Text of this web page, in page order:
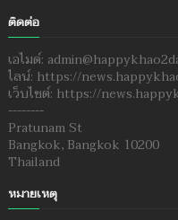
ติดต่อ
เอไมด์:
ไลน์: https://
เว็บไซต์: https://
--------
Pratunam St
Bangkok, Bangkok 10200
Thailand
หมายเหตุ